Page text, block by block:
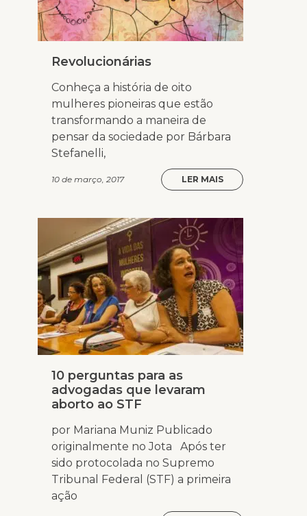
Revolucionárias
Conheça a história de oito
mulheres pioneiras que estão
transformando a maneira de
pensar da sociedade por Bárbara
Stefanelli,
10 de março, 2017 LER MAIS
10 perguntas para as
advogadas que levaram
aborto ao STF
por Mariana Muniz Publicado
originalmente no Jota Após ter
sido protocolada no Supremo
Tribunal Federal (STF) a primeira
ação